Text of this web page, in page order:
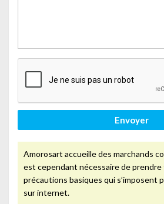
Envoyer
Amorosart accueille des marchands
est cependant nécessaire de
précautions basiques qui s’imposent
sur internet.